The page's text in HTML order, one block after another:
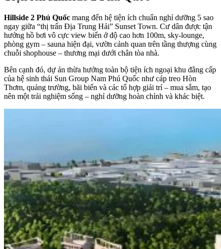
Hillside 2 Phú Quốc mang đến hệ tiện ích chuẩn nghỉ dưỡng 5 sao
ngay giữa “thị trấn Địa Trung Hải” Sunset Town. Cư dân được tận
hưởng hồ bơi vô cực view biển ở độ cao hơn 100m, sky-lounge,
phòng gym – sauna hiện đại, vườn cảnh quan trên tầng thượng cùng
chuỗi shophouse – thương mại dưới chân tòa nhà.
Bên cạnh đó, dự án thừa hưởng toàn bộ tiện ích ngoại khu đẳng cấp
của hệ sinh thái Sun Group Nam Phú Quốc như cáp treo Hòn
Thơm, quảng trường, bãi biển và các tổ hợp giải trí – mua sắm, tạo
nên một trải nghiệm sống – nghỉ dưỡng hoàn chỉnh và khác biệt.